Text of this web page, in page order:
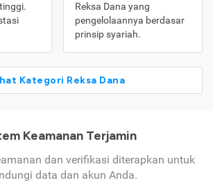
Reksa Dana yang
pengelolaannya berdasar
prinsip syariah.
Kategori Reksa Dana
Keamanan Terjamin
dan verifikasi diterapkan untuk
data dan akun Anda.